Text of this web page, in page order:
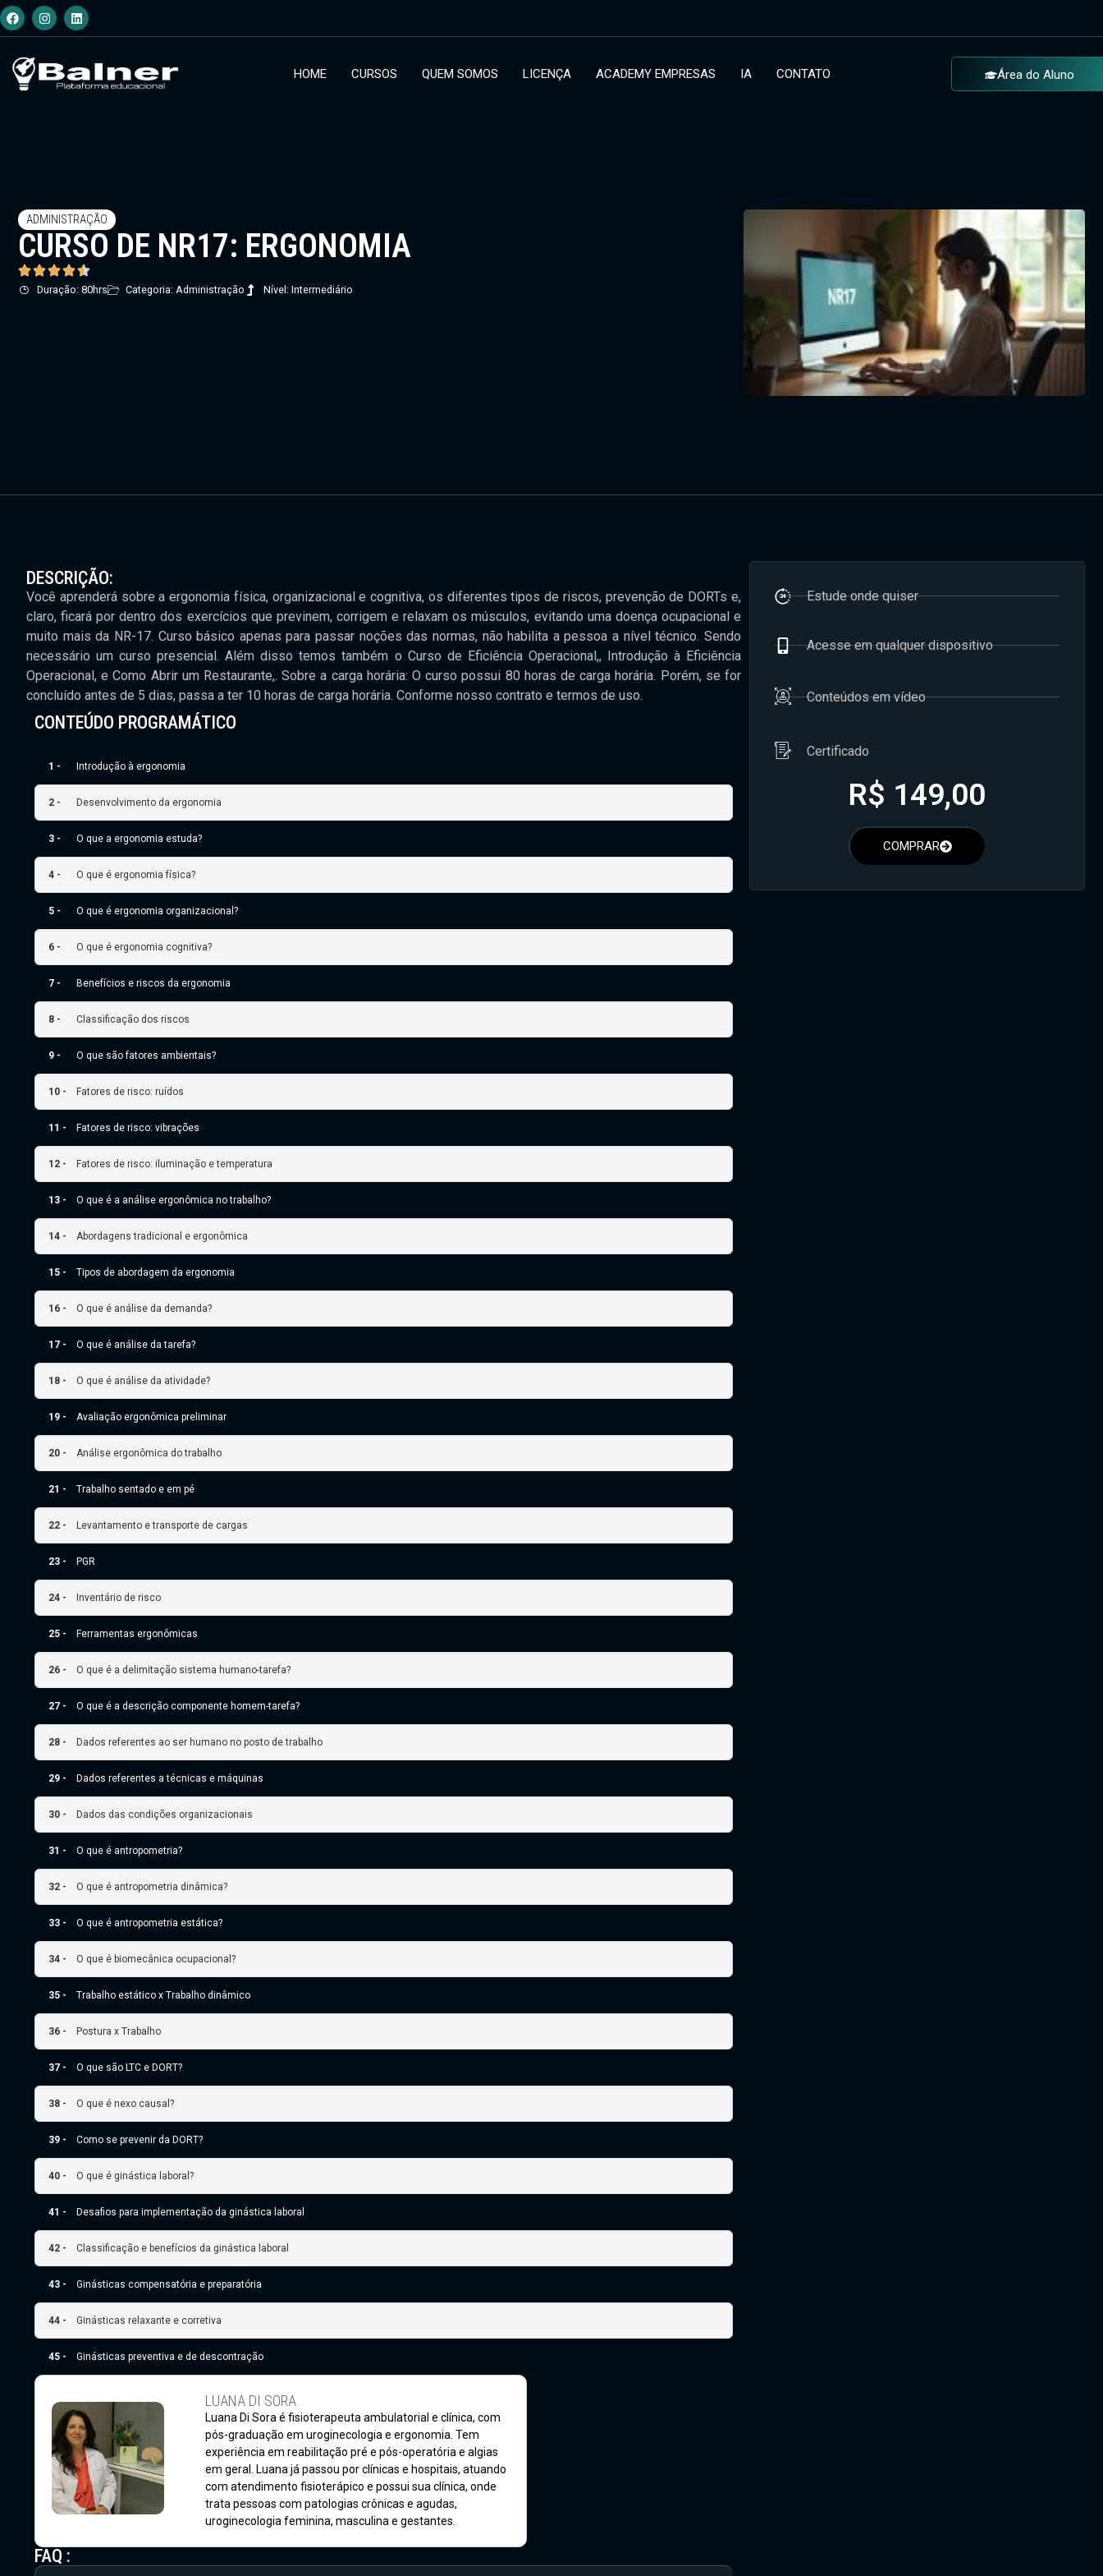
HOME CURSOS QUEM SOMOS LICENÇA ACADEMY EMPRESAS IA CONTATO Área do Aluno
ADMINISTRAÇÃO
CURSO DE NR17: ERGONOMIA
Duração: 80hrs Categoria: Administração Nível: Intermediário
DESCRIÇÃO:
Você aprenderá sobre a ergonomia física, organizacional e cognitiva, os diferentes tipos de riscos, prevenção de DORTs e,
claro, ficará por dentro dos exercícios que previnem, corrigem e relaxam os músculos, evitando uma doença ocupacional e
muito mais da NR-17. Curso básico apenas para passar noções das normas, não habilita a pessoa a nível técnico. Sendo
necessário um curso presencial. Além disso temos também o Curso de Eficiência Operacional,, Introdução à Eficiência
Operacional, e Como Abrir um Restaurante,. Sobre a carga horária: O curso possui 80 horas de carga horária. Porém, se for
concluído antes de 5 dias, passa a ter 10 horas de carga horária. Conforme nosso contrato e termos de uso.
CONTEÚDO PROGRAMÁTICO
1 - Introdução à ergonomia
2 - Desenvolvimento da ergonomia
3 - O que a ergonomia estuda?
4 - O que é ergonomia física?
5 - O que é ergonomia organizacional?
6 - O que é ergonomia cognitiva?
7 - Benefícios e riscos da ergonomia
8 - Classificação dos riscos
9 - O que são fatores ambientais?
10 - Fatores de risco: ruídos
11 - Fatores de risco: vibrações
12 - Fatores de risco: iluminação e temperatura
13 - O que é a análise ergonômica no trabalho?
14 - Abordagens tradicional e ergonômica
15 - Tipos de abordagem da ergonomia
16 - O que é análise da demanda?
17 - O que é análise da tarefa?
18 - O que é análise da atividade?
19 - Avaliação ergonômica preliminar
20 - Análise ergonômica do trabalho
21 - Trabalho sentado e em pé
22 - Levantamento e transporte de cargas
23 - PGR
24 - Inventário de risco
25 - Ferramentas ergonômicas
26 - O que é a delimitação sistema humano-tarefa?
27 - O que é a descrição componente homem-tarefa?
28 - Dados referentes ao ser humano no posto de trabalho
29 - Dados referentes a técnicas e máquinas
30 - Dados das condições organizacionais
31 - O que é antropometria?
32 - O que é antropometria dinâmica?
33 - O que é antropometria estática?
34 - O que é biomecânica ocupacional?
35 - Trabalho estático x Trabalho dinâmico
36 - Postura x Trabalho
37 - O que são LTC e DORT?
38 - O que é nexo causal?
39 - Como se prevenir da DORT?
40 - O que é ginástica laboral?
41 - Desafios para implementação da ginástica laboral
42 - Classificação e benefícios da ginástica laboral
43 - Ginásticas compensatória e preparatória
44 - Ginásticas relaxante e corretiva
45 - Ginásticas preventiva e de descontração
LUANA DI SORA
Luana Di Sora é fisioterapeuta ambulatorial e clínica, com
pós-graduação em uroginecologia e ergonomia. Tem
experiência em reabilitação pré e pós-operatória e algias
em geral. Luana já passou por clínicas e hospitais, atuando
com atendimento fisioterápico e possui sua clínica, onde
trata pessoas com patologias crônicas e agudas,
uroginecologia feminina, masculina e gestantes.
FAQ :
Estude onde quiser
Acesse em qualquer dispositivo
Conteúdos em vídeo
Certificado
R$ 149,00
COMPRAR